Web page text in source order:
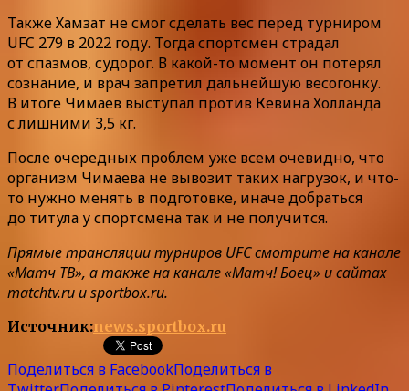
Также Хамзат не смог сделать вес перед турниром
UFC 279 в 2022 году. Тогда спортсмен страдал
от спазмов, судорог. В какой-то момент он потерял
сознание, и врач запретил дальнейшую весогонку.
В итоге Чимаев выступал против Кевина Холланда
с лишними 3,5 кг.
После очередных проблем уже всем очевидно, что
организм Чимаева не вывозит таких нагрузок, и что-
то нужно менять в подготовке, иначе добраться
до титула у спортсмена так и не получится.
Прямые трансляции турниров UFC смотрите на канале
«Матч ТВ», а также на канале «Матч! Боец» и сайтах
matchtv.ru и sportbox.ru.
Источник:news.sportbox.ru
Поделиться в FacebookПоделиться в